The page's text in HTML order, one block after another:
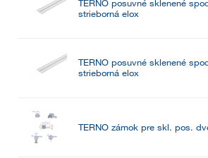
TERNO posuvné sklenené
strieborná elox
TERNO posuvné sklenené
strieborná elox
TERNO zámok pre skl. pos.